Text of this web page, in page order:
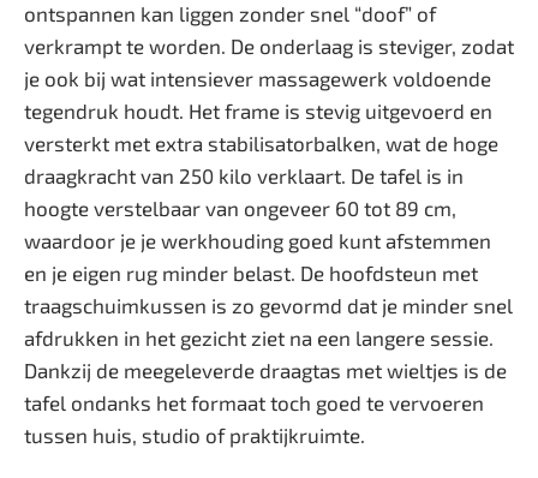
ontspannen kan liggen zonder snel “doof” of
verkrampt te worden. De onderlaag is steviger, zodat
je ook bij wat intensiever massagewerk voldoende
tegendruk houdt. Het frame is stevig uitgevoerd en
versterkt met extra stabilisatorbalken, wat de hoge
draagkracht van 250 kilo verklaart. De tafel is in
hoogte verstelbaar van ongeveer 60 tot 89 cm,
waardoor je je werkhouding goed kunt afstemmen
en je eigen rug minder belast. De hoofdsteun met
traagschuimkussen is zo gevormd dat je minder snel
afdrukken in het gezicht ziet na een langere sessie.
Dankzij de meegeleverde draagtas met wieltjes is de
tafel ondanks het formaat toch goed te vervoeren
tussen huis, studio of praktijkruimte.